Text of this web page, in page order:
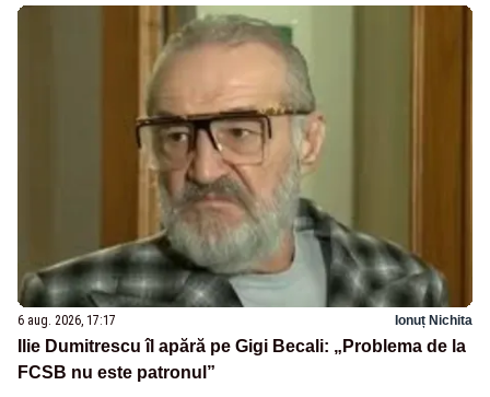
6 aug. 2026, 17:17 Ionuț Nichita
Ilie Dumitrescu îl apără pe Gigi Becali: „Problema de la
FCSB nu este patronul”